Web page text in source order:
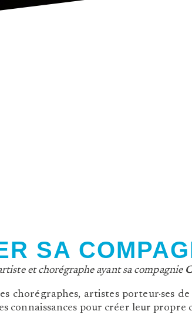
SA
et chorégraphe ayant sa compagnie
chorégraphes, artistes porteur·ses
connaissances pour créer leur propre